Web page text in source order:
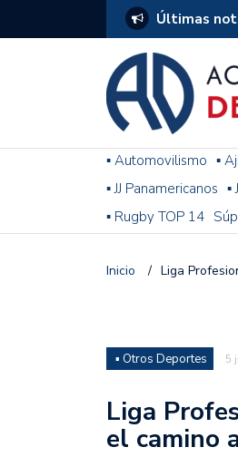
Últimas
▪ Automovilismo ▪
▪ JJ Panamericanos ▪
▪ Rugby TOP 14
Inicio / Liga
▪ Otros Deportes 5
Liga
el camino